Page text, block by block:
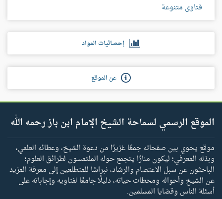
فتاوى متنوعة
إحصائيات المواد
عن الموقع
الموقع الرسمي لسماحة الشيخ الإمام ابن باز رحمه الله
موقع يحوي بين صفحاته جمعًا غزيرًا من دعوة الشيخ، وعطائه العلمي،
وبذله المعرفي؛ ليكون منارًا يتجمع حوله الملتمسون لطرائق العلوم؛
الباحثون عن سبل الاعتصام والرشاد، نبراسًا للمتطلعين إلى معرفة المزيد
عن الشيخ وأحواله ومحطات حياته، دليلًا جامعًا لفتاويه وإجاباته على
أسئلة الناس وقضايا المسلمين.